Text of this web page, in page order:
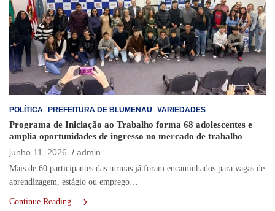
POLÍTICA PREFEITURA DE BLUMENAU VARIEDADES
Programa de Iniciação ao Trabalho forma 68 adolescentes e
amplia oportunidades de ingresso no mercado de trabalho
junho 11, 2026
admin
Mais de 60 participantes das turmas já foram encaminhados para vagas de
aprendizagem, estágio ou emprego…
Continue Reading